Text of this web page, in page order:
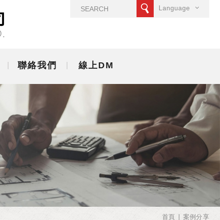
Language
聯絡我們 線上DM
首頁 案例分享